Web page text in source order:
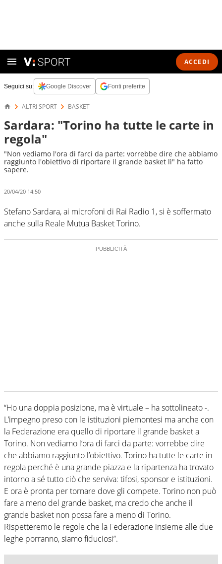
ACCEDI
Seguici su: Google Discover Fonti preferite
ALTRI SPORT BASKET
Sardara: "Torino ha tutte le carte in
regola"
"Non vediamo l'ora di farci da parte: vorrebbe dire che abbiamo
raggiunto l'obiettivo di riportare il grande basket lì" ha fatto
sapere.
20/04/20 14:50
Stefano Sardara, ai microfoni di Rai Radio 1, si è soffermato
anche sulla Reale Mutua Basket Torino.
“Ho una doppia posizione, ma è virtuale – ha sottolineato -.
L’impegno preso con le istituzioni piemontesi ma anche con
la Federazione era quello di riportare il grande basket a
Torino. Non vediamo l’ora di farci da parte: vorrebbe dire
che abbiamo raggiunto l’obiettivo. Torino ha tutte le carte in
regola perché è una grande piazza e la ripartenza ha trovato
intorno a sé tutto ciò che serviva: tifosi, sponsor e istituzioni.
E ora è pronta per tornare dove gli compete. Torino non può
fare a meno del grande basket, ma credo che anche il
grande basket non possa fare a meno di Torino.
Rispetteremo le regole che la Federazione insieme alle due
leghe porranno, siamo fiduciosi”.